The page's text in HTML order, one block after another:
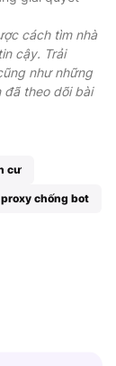
cách tìm nhà
cậy. Trải
như những
đã theo dõi bài
cư
proxy chống bot